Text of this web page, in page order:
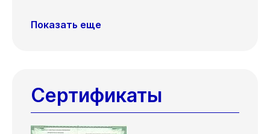
Показать еще
Сертификаты